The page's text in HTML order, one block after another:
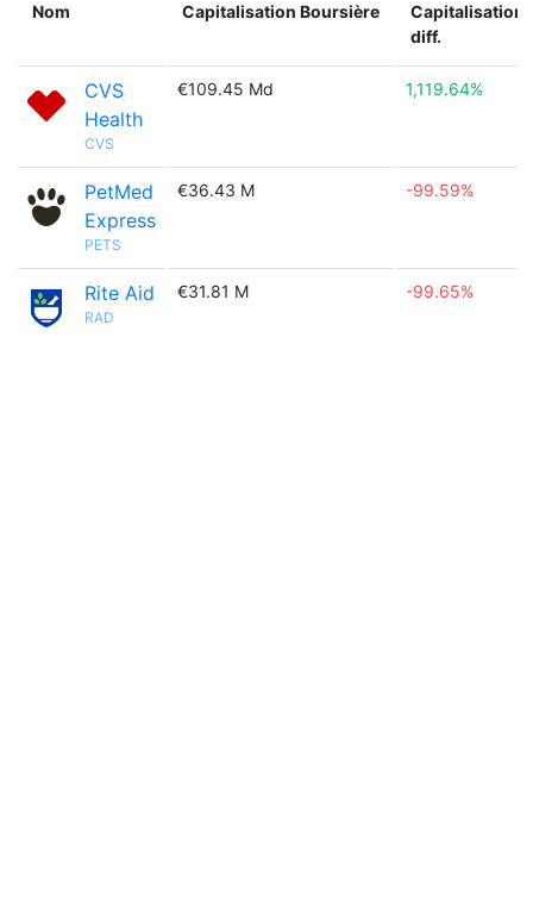
Nom Capitalisation Boursière
Capitalisation
diff.
CVS
Health
CVS
€109.45 Md 1,119.64%
PetMed
Express
PETS
€36.43 M -99.59%
Rite Aid
RAD
€31.81 M -99.65%